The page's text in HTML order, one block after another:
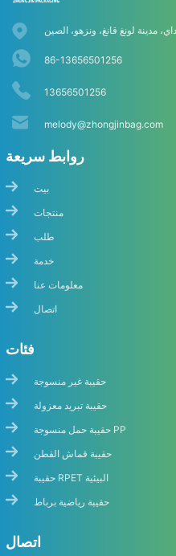
86-13656501256
13656501256
melody@zhongjinbag.com
روابط سريعة
بيت
منتجات
طلب
خدمة
معلومات عنا
اتصال
فئات
حقيبة غير منسوجة
حقيبة تبريد معزولة
حقيبة حمل منسوجة PP
حقيبة قماش القطن
حقيبة RPET البيئية
حقيبة رياضية برباط
اتصال